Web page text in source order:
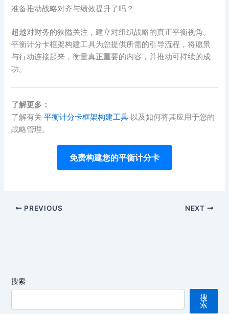
准备推动战略对齐与绩效提升了吗？
超越对财务的狭隘关注，建立对组织战略的真正平衡视角。
平衡计分卡框架构建工具为您提供所需的引导流程，将愿景
与行动连接起来，衡量真正重要的内容，并推动可持续的成
功。
了解更多：
了解有关平衡计分卡框架构建工具 以及如何将其应用于您的
战略管理。
免费构建您的平衡计分卡
PREVIOUS NEXT
搜索
搜
索